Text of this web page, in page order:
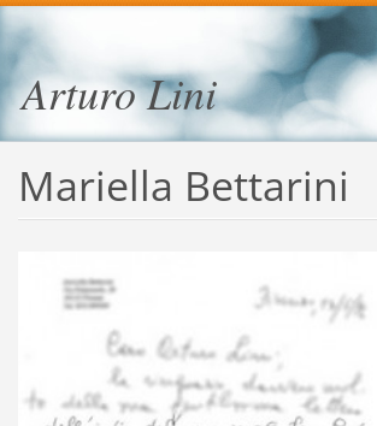
Arturo Lini
Mariella Bettarini